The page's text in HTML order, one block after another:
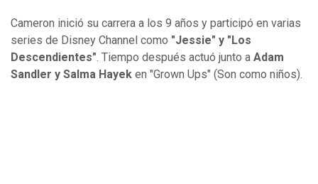
Cameron inició su carrera a los 9 años y participó en varias
series de Disney Channel como "Jessie" y "Los
Descendientes". Tiempo después actuó junto a Adam
Sandler y Salma Hayek en "Grown Ups" (Son como niños).